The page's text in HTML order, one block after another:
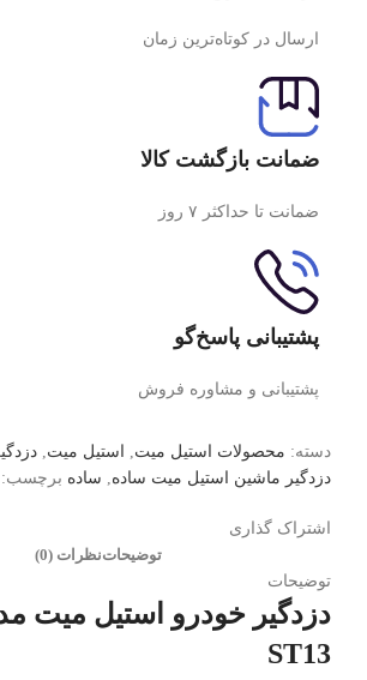
ارسال در کوتاه‌ترین زمان
ضمانت بازگشت کالا
ضمانت تا حداکثر ۷ روز
پشتیبانی پاسخ‌گو
پشتیبانی و مشاوره فروش
دسته: محصولات استیل میت, استیل میت,
دزدگیر ماشین استیل میت ساده, ساده برچسب:
اشتراک گذاری
توضیحاتنظرات (0)
توضیحات
ST13